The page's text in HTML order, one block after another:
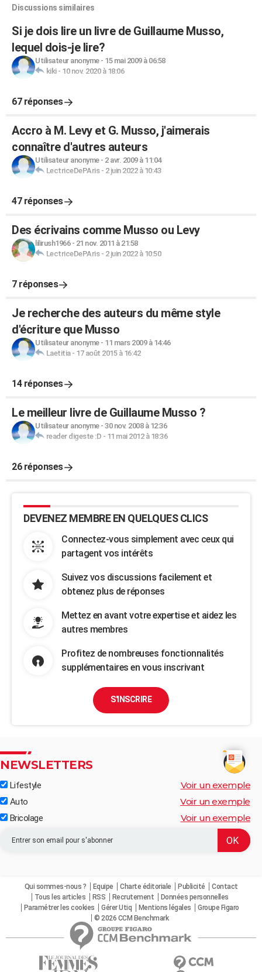
Discussions similaires
Si je dois lire un livre de Guillaume Musso,
lequel dois-je lire?
Utilisateur anonyme- 15 mai 2009 à 06:58
kiki- 10 nov. 2020 à 18:06
67 réponses
Accro à M. Levy et G. Musso, j'aimerais
connaître d'autres auteurs
Utilisateur anonyme- 2 avr. 2009 à 11:04
LectriceDePAris- 2 juin 2022 à 10:43
47 réponses
Des écrivains comme Musso ou Levy
lilirush1966- 21 nov. 2011 à 21:58
LectriceDePAris- 2 juin 2022 à 10:50
7 réponses
Je recherche des auteurs du même style
d'écriture que Musso
Utilisateur anonyme- 11 mars 2009 à 14:46
Laetitia- 17 août 2015 à 16:42
14 réponses
Le meilleur livre de Guillaume Musso ?
Utilisateur anonyme- 30 nov. 2008 à 12:36
reader digeste :D - 11 mai 2012 à 18:36
26 réponses
DEVENEZ MEMBRE EN QUELQUES CLICS
Connectez-vous simplement avec ceux qui
partagent vos intérêts
Suivez vos discussions facilement et
obtenez plus de réponses
Mettez en avant votre expertise et aidez les
autres membres
Profitez de nombreuses fonctionnalités
supplémentaires en vous inscrivant
S'INSCRIRE
NEWSLETTERS
Lifestyle Voir un exemple
Auto Voir un exemple
Bricolage Voir un exemple
Qui sommes-nous ? Equipe Charte éditoriale Publicité
Contact
Tous les articles
RSS Recrutement
Données personnelles
Paramétrer les cookies
Gérer Utiq Mentions légales
Groupe Figaro
© 2026 CCM Benchmark